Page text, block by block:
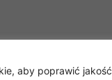
aby poprawić jakość